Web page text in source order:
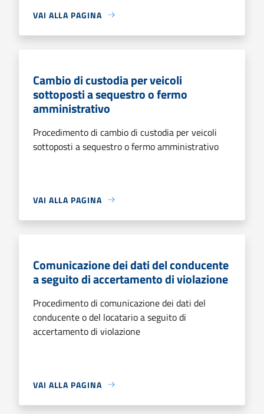
VAI ALLA PAGINA
Cambio di custodia per veicoli
sottoposti a sequestro o fermo
amministrativo
Procedimento di cambio di custodia per veicoli
sottoposti a sequestro o fermo amministrativo
VAI ALLA PAGINA
Comunicazione dei dati del conducente
a seguito di accertamento di violazione
Procedimento di comunicazione dei dati del
conducente o del locatario a seguito di
accertamento di violazione
VAI ALLA PAGINA